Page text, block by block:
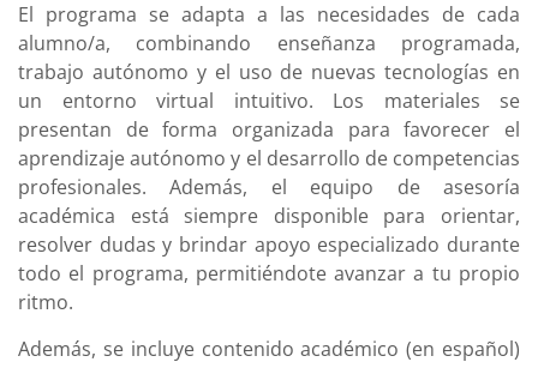
El programa se adapta a las necesidades de cada
alumno/a, combinando enseñanza programada,
trabajo autónomo y el uso de nuevas tecnologías en
un entorno virtual intuitivo. Los materiales se
presentan de forma organizada para favorecer el
aprendizaje autónomo y el desarrollo de competencias
profesionales. Además, el equipo de asesoría
académica está siempre disponible para orientar,
resolver dudas y brindar apoyo especializado durante
todo el programa, permitiéndote avanzar a tu propio
ritmo.
Además, se incluye contenido académico (en español)